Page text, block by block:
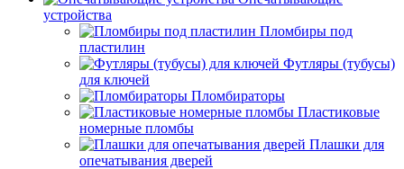
устройства
Пломбиры под
пластилин
Футляры (тубусы)
для ключей
Пломбираторы
Пластиковые
номерные пломбы
Плашки для
опечатывания дверей